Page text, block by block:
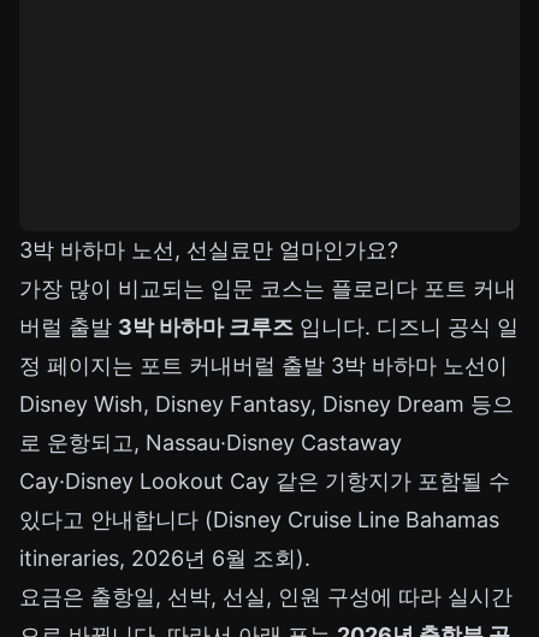
3박 바하마 노선, 선실료만 얼마인가요?
가장 많이 비교되는 입문 코스는 플로리다 포트 커내
버럴 출발 3박 바하마 크루즈 입니다. 디즈니 공식 일
정 페이지는 포트 커내버럴 출발 3박 바하마 노선이
Disney Wish, Disney Fantasy, Disney Dream 등으
로 운항되고, Nassau·Disney Castaway
Cay·Disney Lookout Cay 같은 기항지가 포함될 수
있다고 안내합니다 (Disney Cruise Line Bahamas
itineraries, 2026년 6월 조회).
요금은 출항일, 선박, 선실, 인원 구성에 따라 실시간